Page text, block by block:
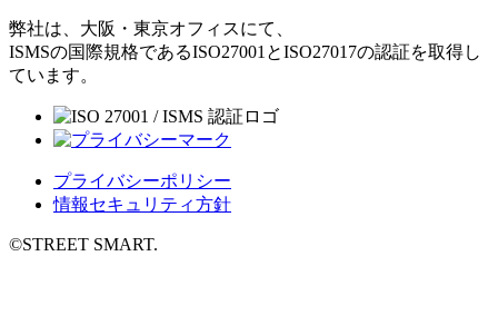
弊社は、大阪・東京オフィスにて、
ISMSの国際規格であるISO27001とISO27017の認証を取得し
ています。
プライバシーポリシー
情報セキュリティ方針
©️STREET SMART.